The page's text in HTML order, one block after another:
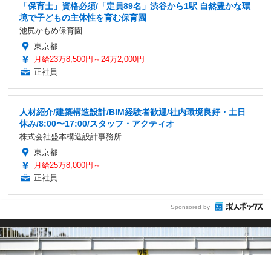
「保育士」資格必須/「定員89名」渋谷から1駅 自然豊かな環
境で子どもの主体性を育む保育園
池尻かもめ保育園
東京都
月給23万8,500円～24万2,000円
正社員
人材紹介/建築構造設計/BIM経験者歓迎/社内環境良好・土日
休み/8:00〜17:00/スタッフ・アクティオ
株式会社盛本構造設計事務所
東京都
月給25万8,000円～
正社員
Sponsored by